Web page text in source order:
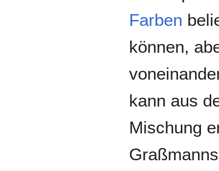
Farben
können,
kann aus
Mischung